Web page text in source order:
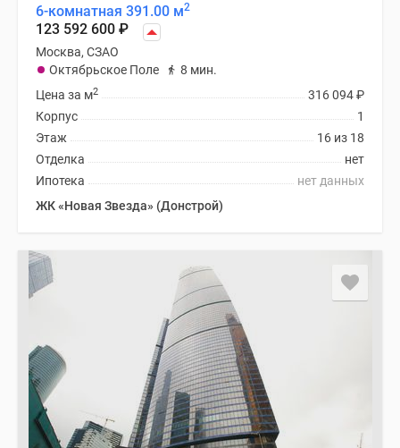
6-комнатная 391.00 м2
123 592 600 ₽
Москва, СЗАО
Октябрьское Поле
8 мин.
316 094₽
Цена за м2
1
Корпус
16 из 18
Этаж
нет
Отделка
нет данных
Ипотека
ЖК «Новая Звезда» (Донстрой)